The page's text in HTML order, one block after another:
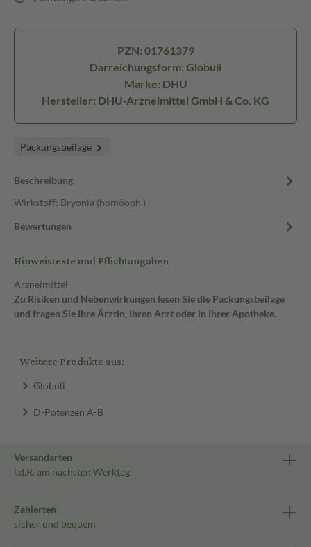
PZN: 01761379
Darreichungsform: Globuli
Marke: DHU
Hersteller: DHU-Arzneimittel GmbH & Co. KG
Packungsbeilage
Beschreibung
Wirkstoff: Bryonia (homöoph.)
Bewertungen
Hinweistexte und Pflichtangaben
Arzneimittel
Zu Risiken und Nebenwirkungen lesen Sie die Packungsbeilage
und fragen Sie Ihre Ärztin, Ihren Arzt oder in Ihrer Apotheke.
Weitere Produkte aus:
Globuli
D-Potenzen A-B
Versandarten
i.d.R. am nächsten Werktag
Zahlarten
sicher und bequem